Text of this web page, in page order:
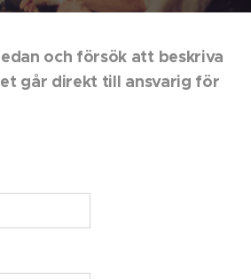
och försök att beskriva
går direkt till ansvarig för